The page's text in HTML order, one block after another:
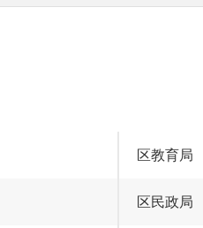
区教育局
区民政局